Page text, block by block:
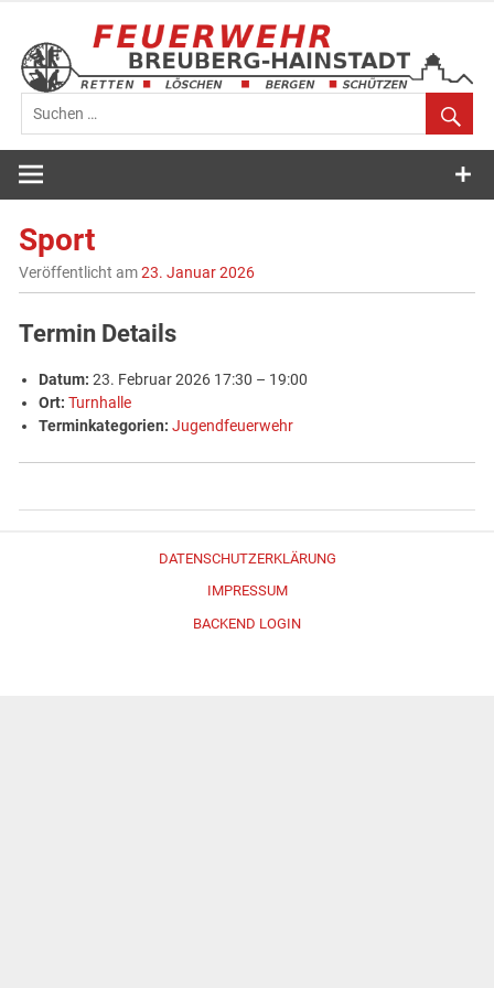
springen
Feuerwehr
Breuberg-
Sport
Veröffentlicht am23. Januar 2026
Termin Details
Datum: 23. Februar 2026 17:30 – 19:00
Ort: Turnhalle
Terminkategorien: Jugendfeuerwehr
DATENSCHUTZERKLÄRUNG
IMPRESSUM
BACKEND LOGIN